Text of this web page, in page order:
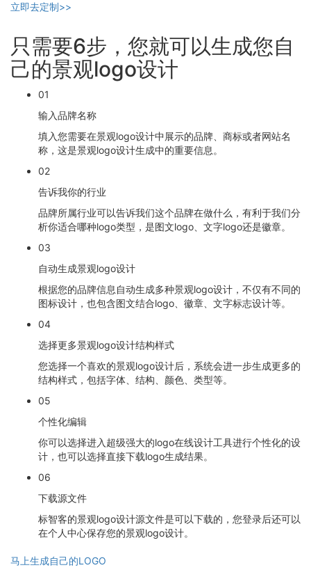
立即去定制>>
只需要6步，您就可以生成您自
己的景观logo设计
01
输入品牌名称
填入您需要在景观logo设计中展示的品牌、商标或者网站名
称，这是景观logo设计生成中的重要信息。
02
告诉我你的行业
品牌所属行业可以告诉我们这个品牌在做什么，有利于我们分
析你适合哪种logo类型，是图文logo、文字logo还是徽章。
03
自动生成景观logo设计
根据您的品牌信息自动生成多种景观logo设计，不仅有不同的
图标设计，也包含图文结合logo、徽章、文字标志设计等。
04
选择更多景观logo设计结构样式
您选择一个喜欢的景观logo设计后，系统会进一步生成更多的
结构样式，包括字体、结构、颜色、类型等。
05
个性化编辑
你可以选择进入超级强大的logo在线设计工具进行个性化的设
计，也可以选择直接下载logo生成结果。
06
下载源文件
标智客的景观logo设计源文件是可以下载的，您登录后还可以
在个人中心保存您的景观logo设计。
马上生成自己的LOGO